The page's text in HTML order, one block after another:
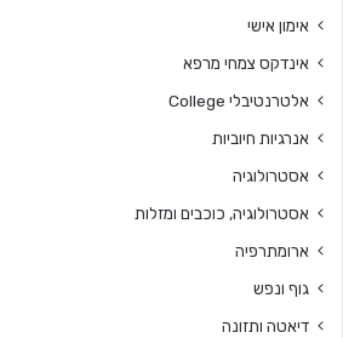
אימון אישי
אינדקס צמחי מרפא
אלטרנטיבלי College
אנרגיות חיוביות
אסטרולוגיה
אסטרולוגיה, כוכבים ומזלות
ארומתרפיה
גוף ונפש
דיאטה ותזונה